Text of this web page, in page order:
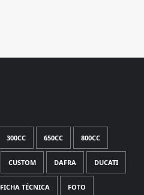
300CC 650CC 800CC
CUSTOM DAFRA DUCATI
FICHA TÉCNICA FOTO